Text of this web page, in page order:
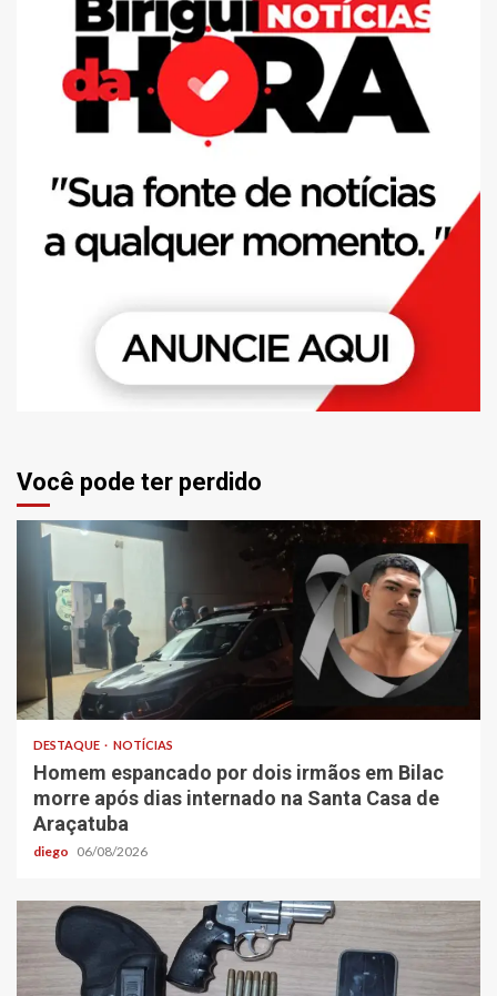
Você pode ter perdido
DESTAQUE NOTÍCIAS
Homem espancado por dois irmãos em Bilac
morre após dias internado na Santa Casa de
Araçatuba
diego 06/08/2026